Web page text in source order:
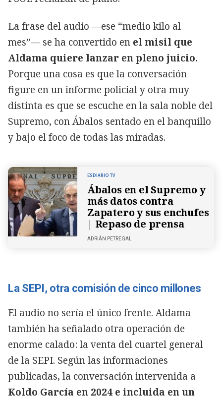
La frase del audio —ese “medio kilo al
mes”— se ha convertido en el misil que
Aldama quiere lanzar en pleno juicio.
Porque una cosa es que la conversación
figure en un informe policial y otra muy
distinta es que se escuche en la sala noble del
Supremo, con Ábalos sentado en el banquillo
y bajo el foco de todas las miradas.
ESDIARIO TV
Ábalos en el Supremo y
más datos contra
Zapatero y sus enchufes
| Repaso de prensa
ADRIÁN PETREGAL
La SEPI, otra comisión de cinco millones
El audio no sería el único frente. Aldama
también ha señalado otra operación de
enorme calado: la venta del cuartel general
de la SEPI. Según las informaciones
publicadas, la conversación intervenida a
Koldo García en 2024 e incluida en un